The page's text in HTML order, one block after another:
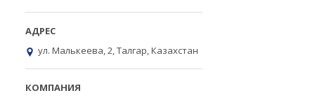
ул. Малькеева, 2, Талгар, Казахстан